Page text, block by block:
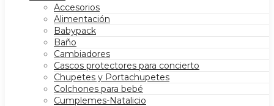
Accesorios
Alimentación
Babypack
Baño
Cambiadores
Cascos protectores para concierto
Chupetes y Portachupetes
Colchones para bebé
Cumplemes-Natalicio